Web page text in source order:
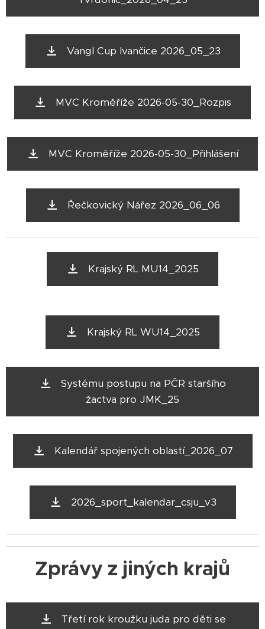
Vangl Cup Ivančice 2026_05_23
MVC Kroměříže 2026-05-30_Rozpis
MVC Kroměříže 2026-05-30_Přihlášení
Řečkovický Nářez 2026_06_06
Krajský RL MU14_2025
Krajský RL WU14_2025
Systému postupu na PČR staršího
žactva pro JMK_25
Kalendář spojených oblastí_2026_07
2026_sport_kalendar_csju_v3
Zprávy z jiných krajů
Třetí rok kroužku juda pro děti se